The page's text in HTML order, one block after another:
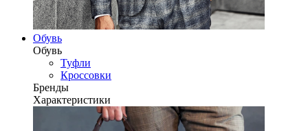
Обувь
Обувь
Туфли
Кроссовки
Бренды
Характеристики